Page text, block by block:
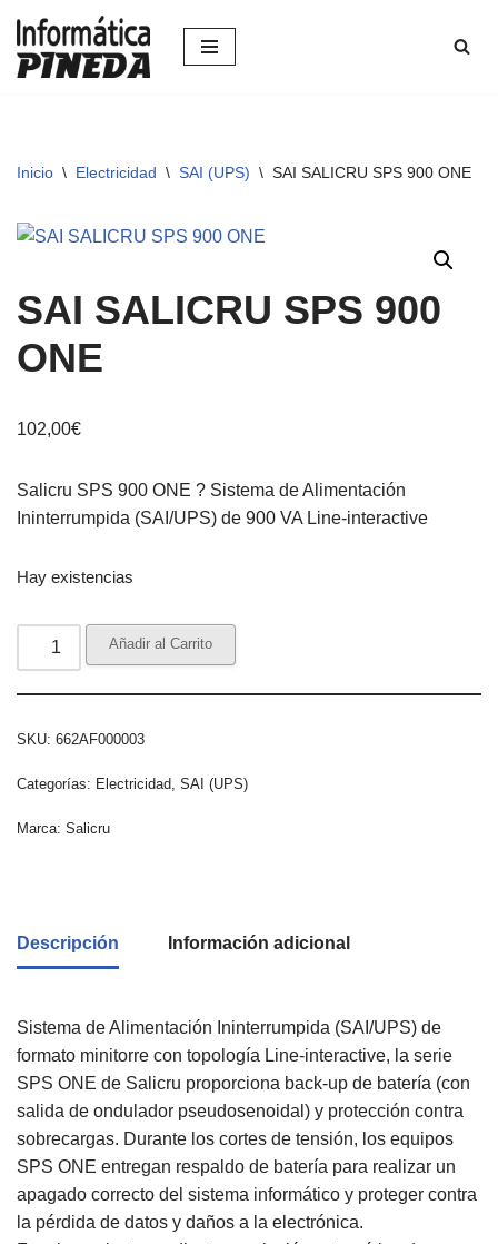
Saltar
Inicio \ Electricidad \ SAI (UPS) \ SAI SALICRU SPS 900 ONE
SAI SALICRU SPS 900
ONE
102,00€
Salicru SPS 900 ONE ? Sistema de Alimentación
Ininterrumpida (SAI/UPS) de 900 VA Line-interactive
Hay existencias
Añadir al Carrito
SKU: 662AF000003
Categorías: Electricidad SAI (UPS)
Marca: Salicru
Descripción Información adicional
Sistema de Alimentación Ininterrumpida (SAI/UPS) de
formato minitorre con topología Line-interactive, la serie
SPS ONE de Salicru proporciona back-up de batería (con
salida de ondulador pseudosenoidal) y protección contra
sobrecargas. Durante los cortes de tensión, los equipos
SPS ONE entregan respaldo de batería para realizar un
apagado correcto del sistema informático y proteger contra
la pérdida de datos y daños a la electrónica.